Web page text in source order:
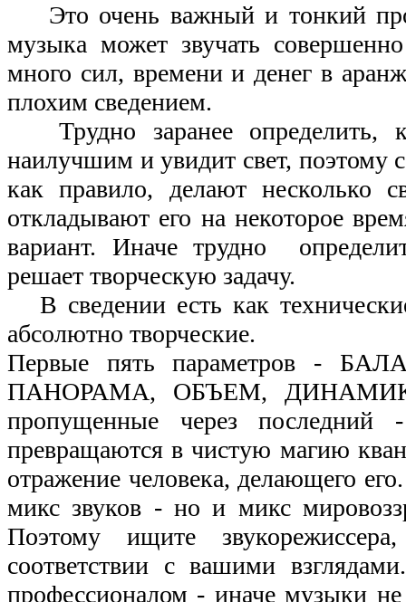
Это очень важный и тонкий
музыка может звучать
много сил, времени и денег в
плохим сведением.
Трудно заранее определить,
наилучшим и увидит свет, поэтому
как правило, делают несколько
откладывают его на некоторое
вариант. Иначе трудно
решает творческую задачу.
В сведении есть как
абсолютно творческие.
Первые пять параметров -
ПАНОРАМА, ОБЪЕМ, ДИНАМИКА -
пропущенные через
превращаются в чистую магию
отражение человека, делающего
микс звуков - но и микс
Поэтому ищите
соответствии с вашими
профессионалом - иначе музыки